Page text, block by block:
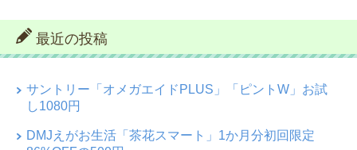
最近の投稿
サントリー「オメガエイドPLUS」「ピントW」お試
し1080円
DMJえがお生活「茶花スマート」1か月分初回限定